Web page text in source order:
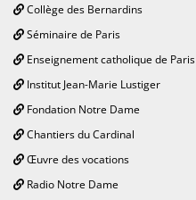
Collège des Bernardins
Séminaire de Paris
Enseignement catholique de Paris
Institut Jean-Marie Lustiger
Fondation Notre Dame
Chantiers du Cardinal
Œuvre des vocations
Radio Notre Dame